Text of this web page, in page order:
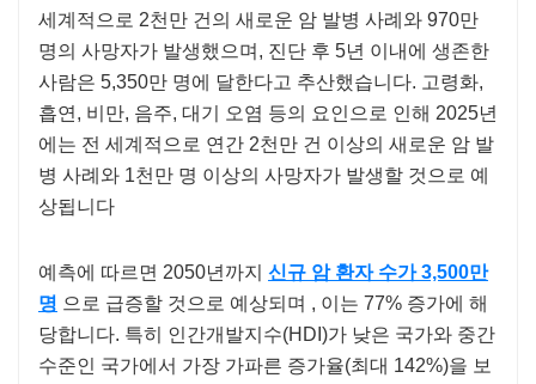
세계적으로 2천만 건의 새로운 암 발병 사례와 970만
명의 사망자가 발생했으며, 진단 후 5년 이내에 생존한
사람은 5,350만 명에 달한다고 추산했습니다. 고령화,
흡연, 비만, 음주, 대기 오염 등의 요인으로 인해 2025년
에는 전 세계적으로 연간 2천만 건 이상의 새로운 암 발
병 사례와 1천만 명 이상의 사망자가 발생할 것으로 예
상됩니다
예측에 따르면 2050년까지 신규 암 환자 수가 3,500만
명 으로 급증할 것으로 예상되며 , 이는 77% 증가에 해
당합니다. 특히 인간개발지수(HDI)가 낮은 국가와 중간
수준인 국가에서 가장 가파른 증가율(최대 142%)을 보